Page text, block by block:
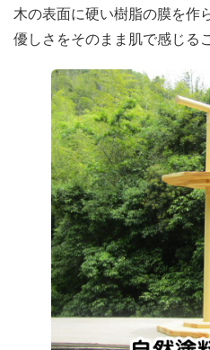
木の表面に硬い樹脂の膜を作
優しさをそのまま肌で感じる